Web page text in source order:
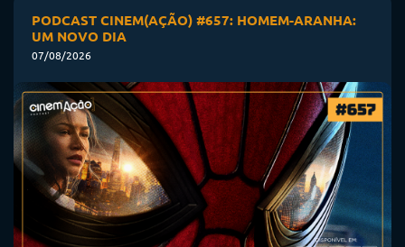
PODCAST CINEM(AÇÃO) #657: HOMEM-ARANHA:
UM NOVO DIA
07/08/2026